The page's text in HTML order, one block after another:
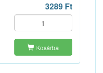
3289 Ft
Kosárba